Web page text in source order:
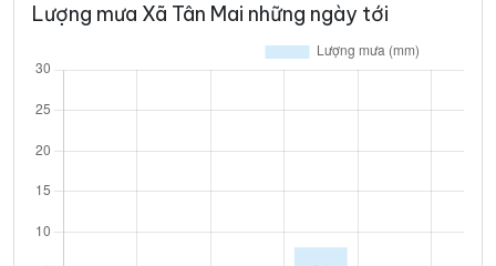
Lượng mưa Xã Tân Mai những ngày tới